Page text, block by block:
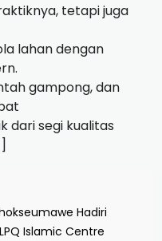
tetapi juga
lahan dengan
gampong, dan
dari segi kualitas
Hadiri
Islamic Centre